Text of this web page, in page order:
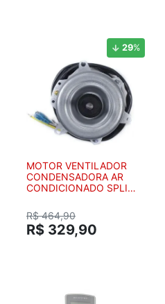
29%
MOTOR VENTILADOR
CONDENSADORA AR
CONDICIONADO SPLIT
FLEX CARRIER MIDEA
18K 22K 24K 30K BTUS
25906088
R$ 464,90
R$ 329,90